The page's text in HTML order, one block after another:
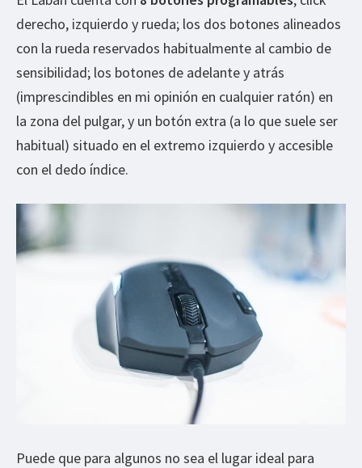
derecho, izquierdo y rueda; los dos botones alineados
con la rueda reservados habitualmente al cambio de
sensibilidad; los botones de adelante y atrás
(imprescindibles en mi opinión en cualquier ratón) en
la zona del pulgar, y un botón extra (a lo que suele ser
habitual) situado en el extremo izquierdo y accesible
con el dedo índice.
Puede que para algunos no sea el lugar ideal para